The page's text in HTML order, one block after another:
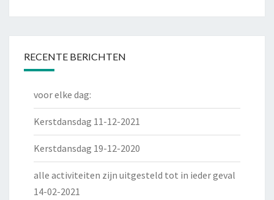
RECENTE BERICHTEN
voor elke dag:
Kerstdansdag 11-12-2021
Kerstdansdag 19-12-2020
alle activiteiten zijn uitgesteld tot in ieder geval
14-02-2021